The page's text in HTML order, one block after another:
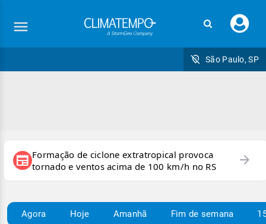
seu
São Paulo, SP
newspaper Formação de ciclone extratropical provoca
tornado e ventos acima de 100 km/h no RS
arrow_forward
Agora Hoje Amanhã Fim de semana